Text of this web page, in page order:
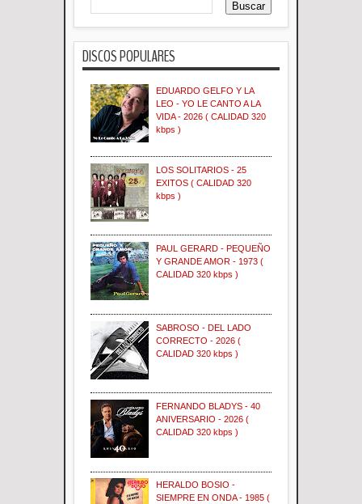
DISCOS POPULARES
EDUARDO GELFO Y LA
LEO - YO LE CANTO A LA
VIDA - 2026 ( CALIDAD 320
kbps )
LOS SOLITARIOS - 25
EXITOS ( CALIDAD 320
kbps )
PAUL GERARD - PEQUEÑO
Y GRANDE AMOR - 1973 (
CALIDAD 320 kbps )
SABROSO - DEL LADO
CORRECTO - 2026 (
CALIDAD 320 kbps )
FERNANDO BLADYS - 40
ANIVERSARIO - 2026 (
CALIDAD 320 kbps )
HERALDO BOSIO -
SIEMPRE EN ONDA - 1985 (